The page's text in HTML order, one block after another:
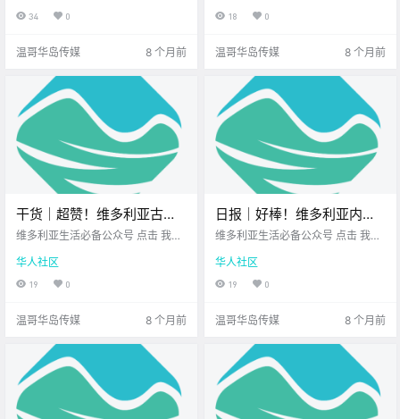
时关闭！
2日 农历10月13日 星期二 射手座
< 今日黄历 > 维多利亚本周气象预
34 0
温哥华岛传媒 8 个月前
一周过半 正式冲刺模式开启！ 来一
起看看今天有哪些 新鲜事在等着你
18 0
温哥华岛传媒 8 个月前
干货｜超赞！维多利亚古堡
迎来圣诞限定之旅，今年的
维多利亚生活必备公众号 点击 我在
我想一直在你身边 每到12月 维多利
亚的空气里 都会悄悄多一点圣诞气
华人社区
19 0
温哥华岛传媒 8 个月前
日报｜好棒！维多利亚内港
本周四点亮圣诞灯光！
至12月15日！
维多利亚生活必备公众号 点击 我在
想一直在你身边 公元2025年12月0
3日 农历10月14日 星期三 射手座
华人社区
19 0
温哥华岛传媒 8 个月前